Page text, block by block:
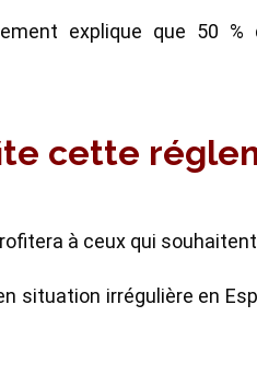
explique que 50
cette
à ceux qui
situation irrégulière en